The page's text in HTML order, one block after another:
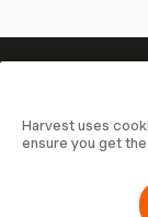
Votre
Rejoignez
temps,
rapidement
Harvest uses
ensure you get